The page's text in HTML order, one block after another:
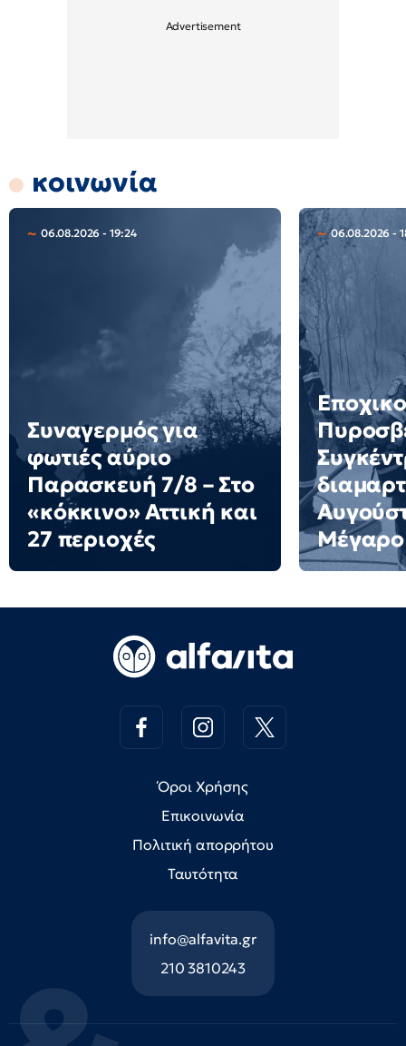
κοινωνία
06.08.2026 - 19:24
Συναγερμός για
φωτιές αύριο
Παρασκευή 7/8 – Στο
«κόκκινο» Αττική και
27 περιοχές
06.08.2026 -
Όροι Χρήσης
Επικοινωνία
Πολιτική απορρήτου
Ταυτότητα
info@alfavita.gr
210 3810243